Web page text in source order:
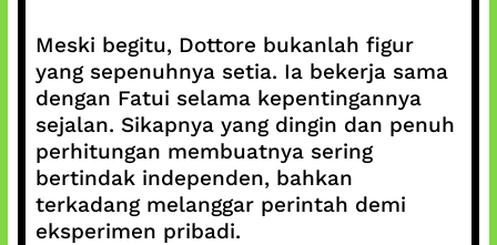
Meski begitu, Dottore bukanlah figur
yang sepenuhnya setia. Ia bekerja sama
dengan Fatui selama kepentingannya
sejalan. Sikapnya yang dingin dan penuh
perhitungan membuatnya sering
bertindak independen, bahkan
terkadang melanggar perintah demi
eksperimen pribadi.